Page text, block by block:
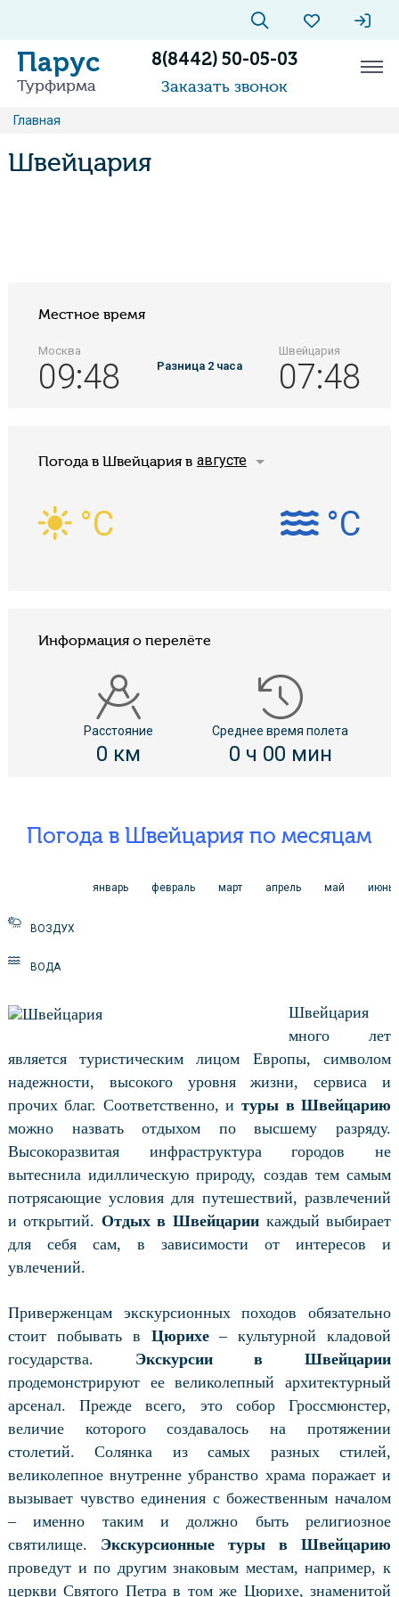
Парус
Турфирма
8(8442) 50-05-03
Заказать звонок
Главная
Швейцария
Местное время
Москва
09 48
Швейцария
07 48
Разница 2 часа
Погода в Швейцария в августе
°C °C
Информация о перелёте
Расстояние
0 км
Среднее время полета
0 ч 00 мин
Погода в Швейцария по месяцам
ВОЗДУХ
ВОДА
январь февраль март апрель май июнь
Швейцария
много лет
является туристическим лицом Европы, символом
надежности, высокого уровня жизни, сервиса и
прочих благ. Соответственно, итуры в Швейцарию
можно назвать отдыхом по высшему разряду.
Высокоразвитая инфраструктура городов не
вытеснила идиллическую природу, создав тем самым
потрясающие условия для путешествий, развлечений
и открытий. Отдых в Швейцарии каждый выбирает
для себя сам, в зависимости от интересов и
увлечений.
Приверженцам экскурсионных походов обязательно
стоит побывать в Цюрихе– культурной кладовой
государства. Экскурсии в Швейцарии
продемонстрируют ее великолепный архитектурный
арсенал. Прежде всего, это собор Гроссмюнстер,
величие которого создавалось на протяжении
столетий. Солянка из самых разных стилей,
великолепное внутренне убранство храма поражает и
вызывает чувство единения с божественным началом
– именно таким и должно быть религиозное
святилище. Экскурсионные туры в Швейцарию
проведут и по другим знаковым местам, например, к
церкви Святого Петра в том же Цюрихе, знаменитой